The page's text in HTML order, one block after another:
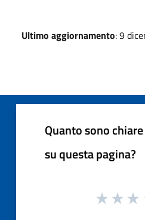
Ultimo aggiornamento: 9
Quanto sono
su questa pagina?